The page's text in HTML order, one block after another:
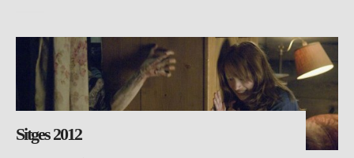
Sitges 2012